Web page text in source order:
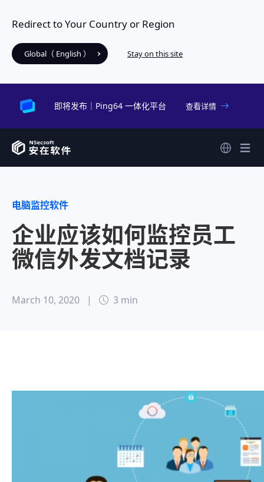
Redirect to Your Country or Region
Global（ English ） Stay on this site
即将发布｜Ping64 一体化平台 查看详情
电脑监控软件
企业应该如何监控员工
微信外发文档记录
March 10, 2020 | 3 min